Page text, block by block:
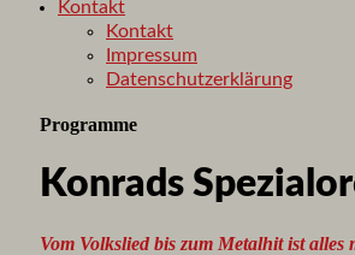
Kontakt
Kontakt
Impressum
Datenschutzerklärung
Programme
Konrads
Vom Volkslied bis zum Metalhit ist alles